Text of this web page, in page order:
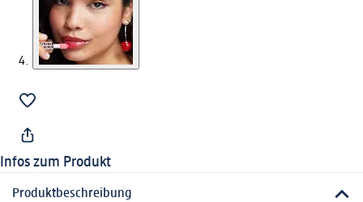
Infos zum Produkt
Produktbeschreibung